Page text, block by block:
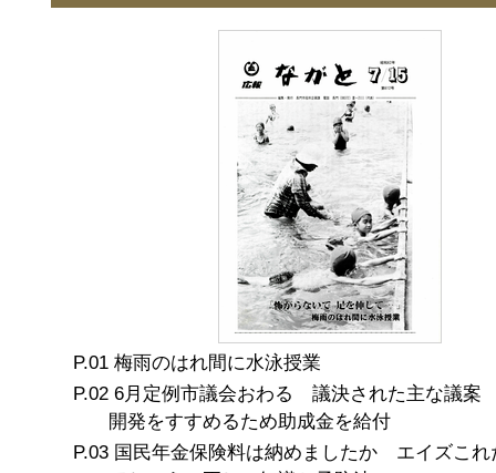
梅雨のはれ間に水泳授業
6月定例市議会おわる 議決された主な議案
開発をすすめるため助成金を給付
国民年金保険料は納めましたか エイズこれ